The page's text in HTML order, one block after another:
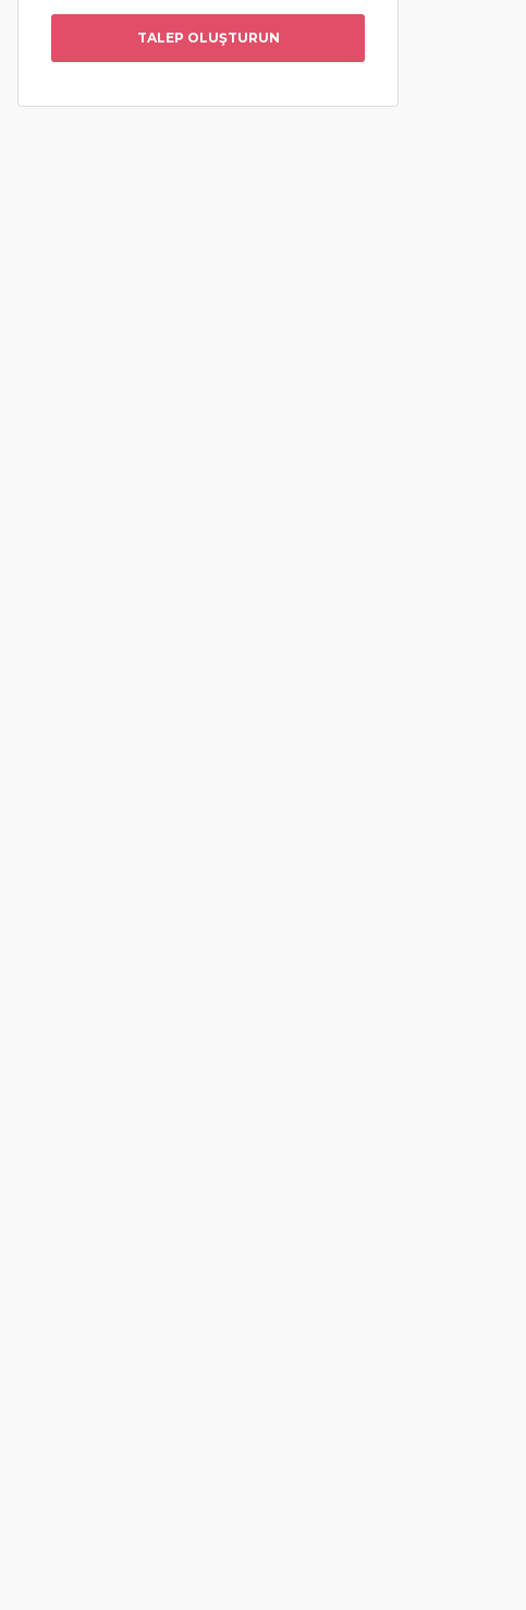
TALEP OLUŞTURUN